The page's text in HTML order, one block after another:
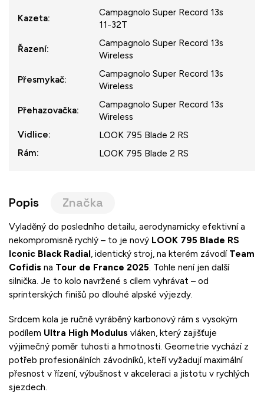
Kazeta:
Campagnolo Super Record 13s
11-32T
Řazení:
Campagnolo Super Record 13s
Wireless
Přesmykač:
Campagnolo Super Record 13s
Wireless
Přehazovačka:
Campagnolo Super Record 13s
Wireless
Vidlice:
LOOK 795 Blade 2 RS
Rám: LOOK 795 Blade 2 RS
Popis Značka
Vyladěný do posledního detailu, aerodynamicky efektivní a
nekompromisně rychlý – to je nový LOOK 795 Blade RS
Iconic Black Radial , identický stroj, na kterém závodí Team
Cofidis na Tour de France 2025 . Tohle není jen další
silnička. Je to kolo navržené s cílem vyhrávat – od
sprinterských finišů po dlouhé alpské výjezdy.
Srdcem kola je ručně vyráběný karbonový rám s vysokým
podílem Ultra High Modulus vláken, který zajišťuje
výjimečný poměr tuhosti a hmotnosti. Geometrie vychází z
potřeb profesionálních závodníků, kteří vyžadují maximální
přesnost v řízení, výbušnost v akceleraci a jistotu v rychlých
sjezdech.